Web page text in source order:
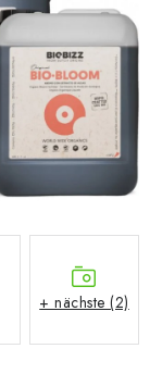
Blog
+ nächste (2)